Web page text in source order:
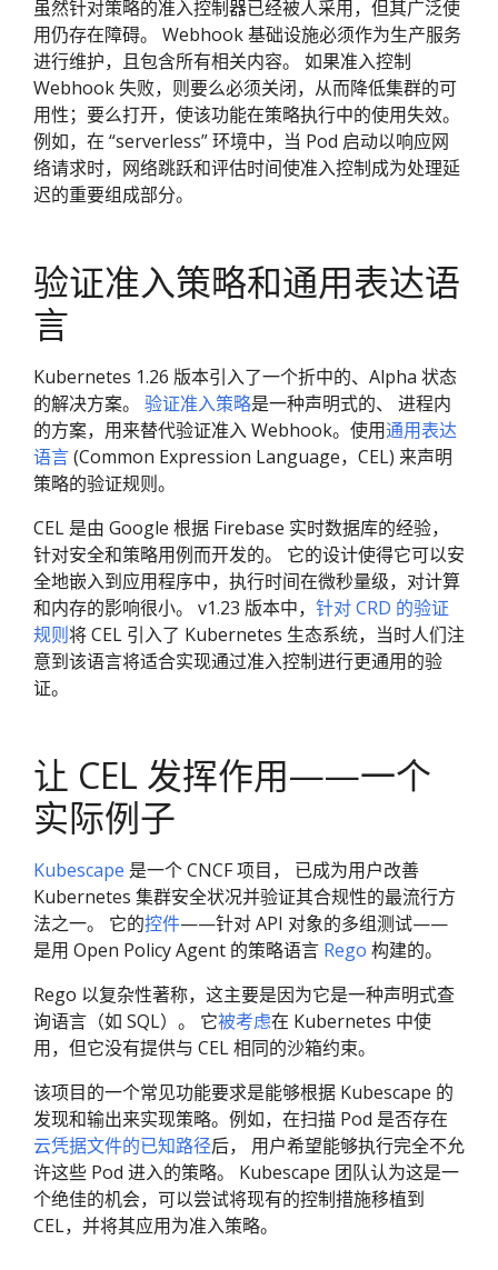
虽然针对策略的准入控制器已经被人采用，但其广泛使
用仍存在障碍。 Webhook 基础设施必须作为生产服务
进行维护，且包含所有相关内容。 如果准入控制
Webhook 失败，则要么必须关闭，从而降低集群的可
用性；要么打开，使该功能在策略执行中的使用失效。
例如，在 “serverless” 环境中，当 Pod 启动以响应网
络请求时，网络跳跃和评估时间使准入控制成为处理延
迟的重要组成部分。
验证准入策略和通用表达语
言
Kubernetes 1.26 版本引入了一个折中的、Alpha 状态
的解决方案。 验证准入策略是一种声明式的、 进程内
的方案，用来替代验证准入 Webhook。使用通用表达
语言(Common Expression Language，CEL) 来声明
策略的验证规则。
CEL 是由 Google 根据 Firebase 实时数据库的经验，
针对安全和策略用例而开发的。 它的设计使得它可以安
全地嵌入到应用程序中，执行时间在微秒量级，对计算
和内存的影响很小。 v1.23 版本中， 针对 CRD 的验证
规则将 CEL 引入了 Kubernetes 生态系统，当时人们注
意到该语言将适合实现通过准入控制进行更通用的验
证。
让 CEL 发挥作用——一个
实际例子
Kubescape 是一个 CNCF 项目， 已成为用户改善
Kubernetes 集群安全状况并验证其合规性的最流行方
法之一。 它的控件——针对 API 对象的多组测试——
是用 Open Policy Agent 的策略语言 Rego 构建的。
Rego 以复杂性著称，这主要是因为它是一种声明式查
询语言（如 SQL）。 它被考虑在 Kubernetes 中使
用，但它没有提供与 CEL 相同的沙箱约束。
该项目的一个常见功能要求是能够根据 Kubescape 的
发现和输出来实现策略。例如，在扫描 Pod 是否存在
云凭据文件的已知路径后， 用户希望能够执行完全不允
许这些 Pod 进入的策略。 Kubescape 团队认为这是一
个绝佳的机会，可以尝试将现有的控制措施移植到
CEL，并将其应用为准入策略。